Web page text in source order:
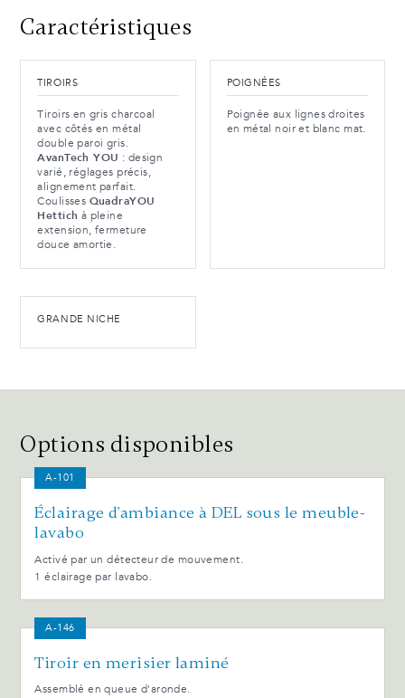
Caractéristiques
TIROIRS
Tiroirs en gris charcoal
avec côtés en métal
double paroi gris.
AvanTech YOU : design
varié, réglages précis,
alignement parfait.
Coulisses QuadraYOU
Hettich à pleine
extension, fermeture
douce amortie.
POIGNÉES
Poignée aux lignes droites
en métal noir et blanc mat.
GRANDE NICHE
Options disponibles
A-101
Éclairage d'ambiance à DEL sous le meuble-
lavabo
Activé par un détecteur de mouvement.
1 éclairage par lavabo.
A-146
Tiroir en merisier laminé
Assemblé en queue d'aronde.